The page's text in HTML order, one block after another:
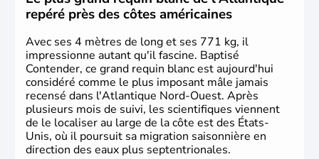
britanniques proclament la Déclaration d'indépendance
en 1776 et adoptent leur première constitution en 1787.
La conquête de l'Ouest marque ensuite l'entrée dans une
phase de développement intense.
repéré près des côtes américaines
Avec ses 4 mètres de long et ses 771 kg, il
impressionne autant qu'il fascine. Baptisé
Contender, ce grand requin blanc est aujourd'hui
considéré comme le plus imposant mâle jamais
recensé dans l'Atlantique Nord-Ouest. Après
plusieurs mois de suivi, les scientifiques viennent
de le localiser au large de la côte est des États-
Unis, où il poursuit sa migration saisonnière en
direction des eaux plus septentrionales.